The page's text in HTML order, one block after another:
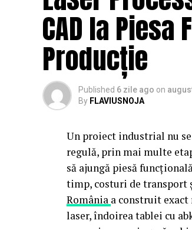
Greutatea și
neregulată merg pe
Traseul fizic
Regimul de
Condițiile de mediu—
Rolele cilindrice montate
deplasare prin gravitație,
manipulează paleți și
Ce face din conveiorul
CAD la
Producție
Published 6 zile ago on
By FLAVIUSNOJA
Un proiect industrial nu
regulă, prin mai multe
să ajungă piesă
timp, costuri de transport
România a construit exact
laser, îndoirea tablei cu